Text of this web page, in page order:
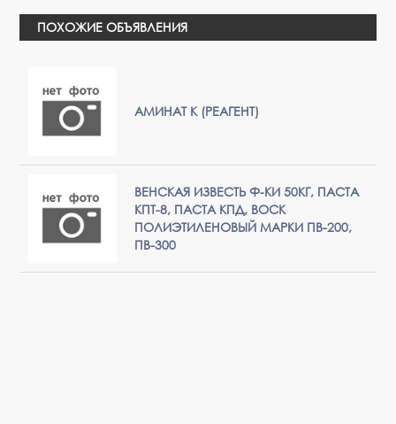
ПОХОЖИЕ ОБЪЯВЛЕНИЯ
АМИНАТ К (РЕАГЕНТ)
ВЕНСКАЯ ИЗВЕСТЬ Ф-КИ 50КГ, ПАСТА
КПТ-8, ПАСТА КПД, ВОСК
ПОЛИЭТИЛЕНОВЫЙ МАРКИ ПВ-200,
ПВ-300